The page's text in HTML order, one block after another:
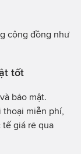
cộng đồng như
tốt
bảo mật.
miễn phí,
tế giá rẻ qua